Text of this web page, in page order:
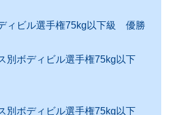
ィビル選手権75kg以下級 優勝
ボディビル選手権75kg以下
ボディビル選手権75kg以下